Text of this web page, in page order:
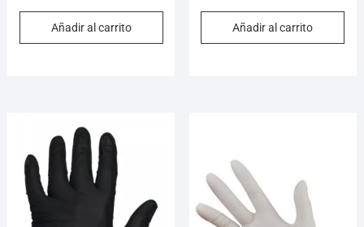
Añadir al carrito Añadir al carrito